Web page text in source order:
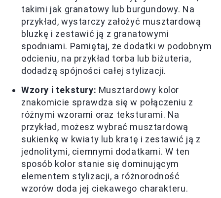
takimi jak granatowy lub burgundowy. Na
przykład, wystarczy założyć musztardową
bluzkę i zestawić ją z granatowymi
spodniami. Pamiętaj, że dodatki w podobnym
odcieniu, na przykład torba lub biżuteria,
dodadzą spójności całej stylizacji.
Wzory i tekstury: Musztardowy kolor
znakomicie sprawdza się w połączeniu z
różnymi wzorami oraz teksturami. Na
przykład, możesz wybrać musztardową
sukienkę w kwiaty lub kratę i zestawić ją z
jednolitymi, ciemnymi dodatkami. W ten
sposób kolor stanie się dominującym
elementem stylizacji, a różnorodność
wzorów doda jej ciekawego charakteru.